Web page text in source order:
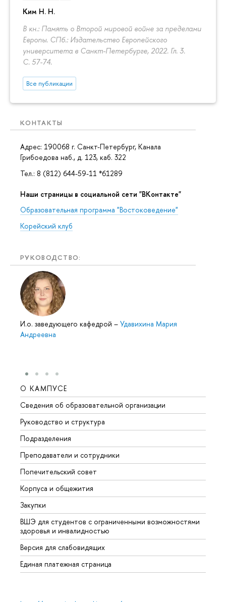
Ким Н. Н.
В кн.: Память о Второй мировой войне за пределами
Европы. СПб.: Издательство Европейского
университета в Санкт-Петербурге, 2022. Гл. 3.
С. 57-74.
Все публикации
КОНТАКТЫ
Адрес: 190068 г. Санкт-Петербург, Канала
Грибоедова наб., д. 123, каб. 322
Тел.: 8 (812) 644-59-11 *61289
Наши страницы в социальной сети "ВКонтакте"
Образовательная программа "Востоковедение"
Корейский клуб
РУКОВОДСТВО:
И.о. заведующего кафедрой – Удавихина Мария
Андреевна
О КАМПУСЕ
Сведения об образовательной организации
Руководство и структура
Подразделения
Преподаватели и сотрудники
Попечительский совет
Корпуса и общежития
Закупки
ВШЭ для студентов с ограниченными возможностями
здоровья и инвалидностью
Версия для слабовидящих
Единая платежная страница